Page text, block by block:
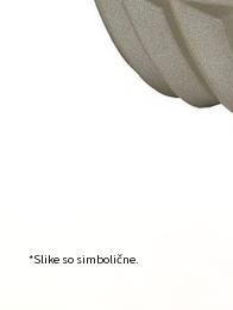
*Slike so simbolične.